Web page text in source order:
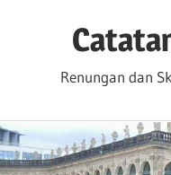
Renungan dan